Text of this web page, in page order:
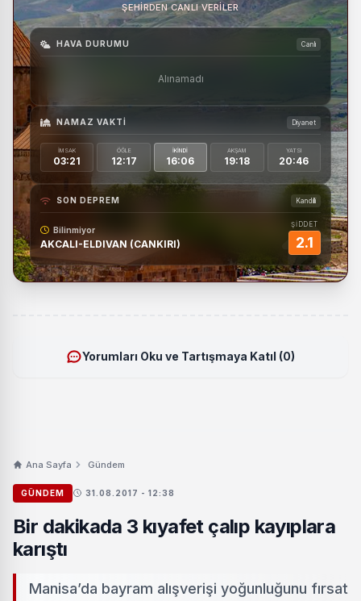
ŞEHIRDEN CANLI VERILER
HAVA DURUMU Canlı
Alınamadı
NAMAZ VAKTI Diyanet
İMSAK
03:21
ÖĞLE
12:17
İKINDI
16:06
AKŞAM
19:18
YATSI
20:46
SON DEPREM Kandilli
Bilinmiyor
AKCALI-ELDIVAN (CANKIRI)
ŞİDDET
2.1
Yorumları Oku ve Tartışmaya Katıl (0)
Ana Sayfa Gündem
GÜNDEM 31.08.2017 - 12:38
Bir dakikada 3 kıyafet çalıp kayıplara
karıştı
Manisa’da bayram alışverişi yoğunluğunu fırsat